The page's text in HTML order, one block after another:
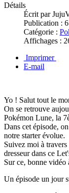
Détails
Écrit par
Publication :
Catégorie :
Affichages :
Imprimer
E-mail
Yo ! Salut tout le
On se retrouve
Pokémon Lune, la
Dans cet épisode,
notre starter évolue.
Suivez moi à
dresseur dans ce
Sur ce, bonne vidéo
Un épisode un jour